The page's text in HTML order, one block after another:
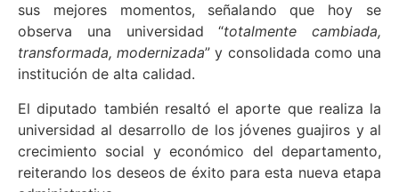
sus mejores momentos, señalando que hoy se
observa una universidad “totalmente cambiada,
transformada, modernizada” y consolidada como una
institución de alta calidad.
El diputado también resaltó el aporte que realiza la
universidad al desarrollo de los jóvenes guajiros y al
crecimiento social y económico del departamento,
reiterando los deseos de éxito para esta nueva etapa